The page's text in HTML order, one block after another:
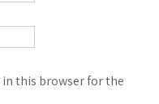
in this browser for the